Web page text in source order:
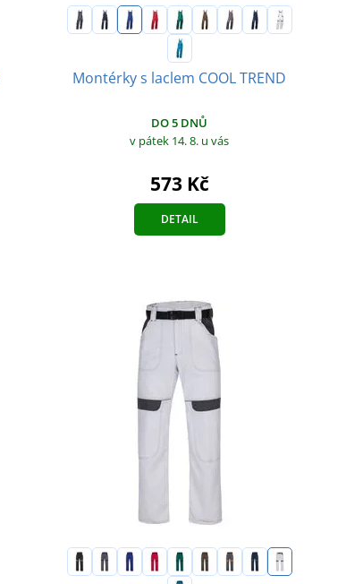
Montérky s laclem COOL TREND
DO 5 DNŮ
v pátek 14. 8. u vás
573 Kč
DETAIL